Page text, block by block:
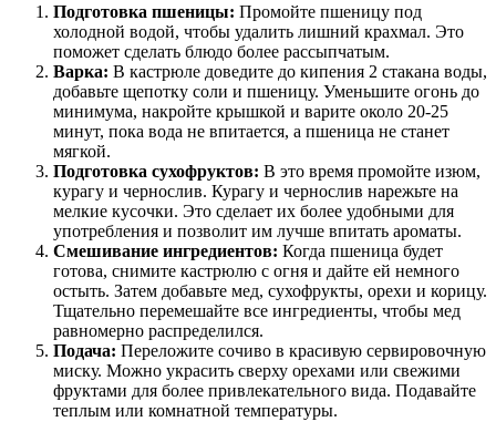
Подготовка пшеницы: Промойте пшеницу под
холодной водой, чтобы удалить лишний крахмал. Это
поможет сделать блюдо более рассыпчатым.
Варка: В кастрюле доведите до кипения 2 стакана воды,
добавьте щепотку соли и пшеницу. Уменьшите огонь до
минимума, накройте крышкой и варите около 20-25
минут, пока вода не впитается, а пшеница не станет
мягкой.
Подготовка сухофруктов: В это время промойте изюм,
курагу и чернослив. Курагу и чернослив нарежьте на
мелкие кусочки. Это сделает их более удобными для
употребления и позволит им лучше впитать ароматы.
Смешивание ингредиентов: Когда пшеница будет
готова, снимите кастрюлю с огня и дайте ей немного
остыть. Затем добавьте мед, сухофрукты, орехи и корицу.
Тщательно перемешайте все ингредиенты, чтобы мед
равномерно распределился.
Подача: Переложите сочиво в красивую сервировочную
миску. Можно украсить сверху орехами или свежими
фруктами для более привлекательного вида. Подавайте
теплым или комнатной температуры.